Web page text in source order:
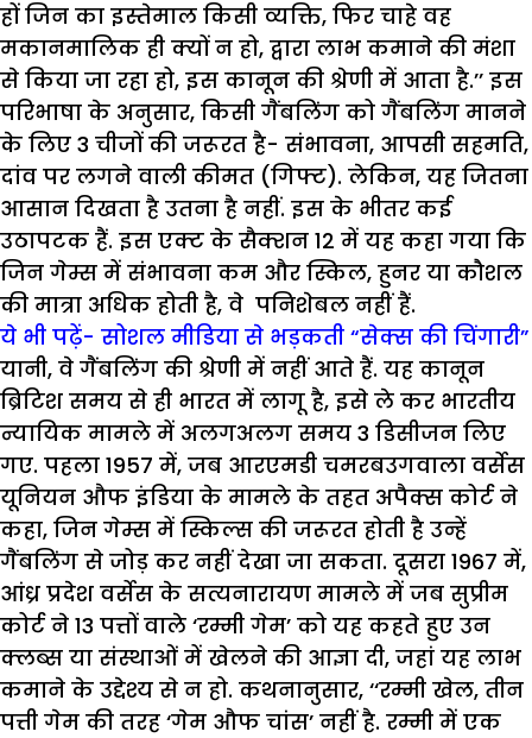
हों जिन का इस्तेमाल किसी व्यक्ति, फिर चाहे वह
मकानमालिक ही क्यों न हो, द्वारा लाभ कमाने की मंशा
से किया जा रहा हो, इस कानून की श्रेणी में आता है.’’ इस
परिभाषा के अनुसार, किसी गैंबलिंग को गैंबलिंग मानने
के लिए 3 चीजों की जरूरत है- संभावना, आपसी सहमति,
दांव पर लगने वाली कीमत (गिफ्ट). लेकिन, यह जितना
आसान दिखता है उतना है नहीं. इस के भीतर कई
उठापटक हैं. इस एक्ट के सैक्शन 12 में यह कहा गया कि
जिन गेम्स में संभावना कम और स्किल, हुनर या कौशल
की मात्रा अधिक होती है, वे पनिशेबल नहीं हैं.
ये भी पढ़ें- सोशल मीडिया से भड़कती “सेक्स की चिंगारी”
यानी, वे गैंबलिंग की श्रेणी में नहीं आते हैं. यह कानून
ब्रिटिश समय से ही भारत में लागू है, इसे ले कर भारतीय
न्यायिक मामले में अलगअलग समय 3 डिसीजन लिए
गए. पहला 1957 में, जब आरएमडी चमरबउगवाला वर्सेस
यूनियन औफ इंडिया के मामले के तहत अपैक्स कोर्ट ने
कहा, जिन गेम्स में स्किल्स की जरूरत होती है उन्हें
गैंबलिंग से जोड़ कर नहीं देखा जा सकता. दूसरा 1967 में,
आंध्र प्रदेश वर्सेस के सत्यनारायण मामले में जब सुप्रीम
कोर्ट ने 13 पत्तों वाले ‘रम्मी गेम’ को यह कहते हुए उन
क्लब्स या संस्थाओं में खेलने की आज्ञा दी, जहां यह लाभ
कमाने के उद्देश्य से न हो. कथनानुसार, ‘‘रम्मी खेल, तीन
पत्ती गेम की तरह ‘गेम औफ चांस’ नहीं है. रम्मी में एक